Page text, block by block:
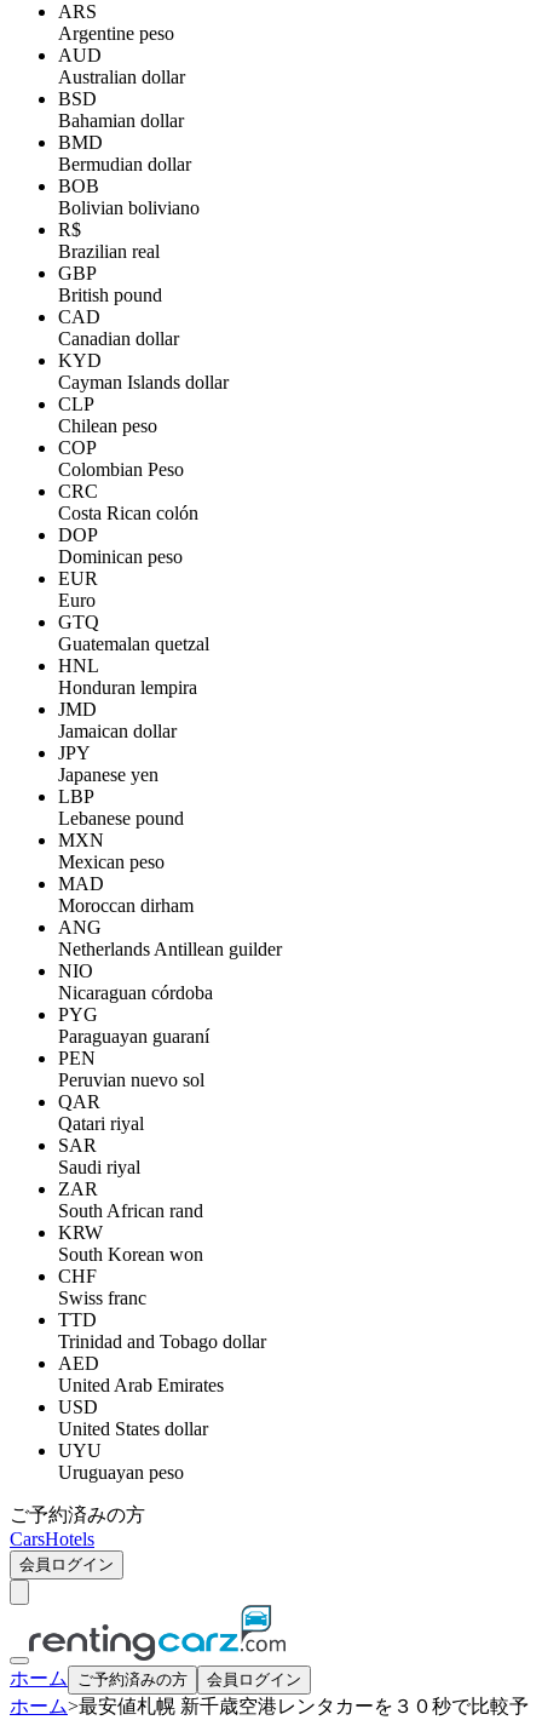
ARS
Argentine peso
AUD
Australian dollar
BSD
Bahamian dollar
BMD
Bermudian dollar
BOB
Bolivian boliviano
R$
Brazilian real
GBP
British pound
CAD
Canadian dollar
KYD
Cayman Islands dollar
CLP
Chilean peso
COP
Colombian Peso
CRC
Costa Rican colón
DOP
Dominican peso
EUR
Euro
GTQ
Guatemalan quetzal
HNL
Honduran lempira
JMD
Jamaican dollar
JPY
Japanese yen
LBP
Lebanese pound
MXN
Mexican peso
MAD
Moroccan dirham
ANG
Netherlands Antillean guilder
NIO
Nicaraguan córdoba
PYG
Paraguayan guaraní
PEN
Peruvian nuevo sol
QAR
Qatari riyal
SAR
Saudi riyal
ZAR
South African rand
KRW
South Korean won
CHF
Swiss franc
TTD
Trinidad and Tobago dollar
AED
United Arab Emirates
USD
United States dollar
UYU
Uruguayan peso
ご予約済みの方
CarsHotels
会員ログイン
ホーム ご予約済みの方 会員ログイン
ホーム>最安値札幌 新千歳空港レンタカーを３０秒で比較予